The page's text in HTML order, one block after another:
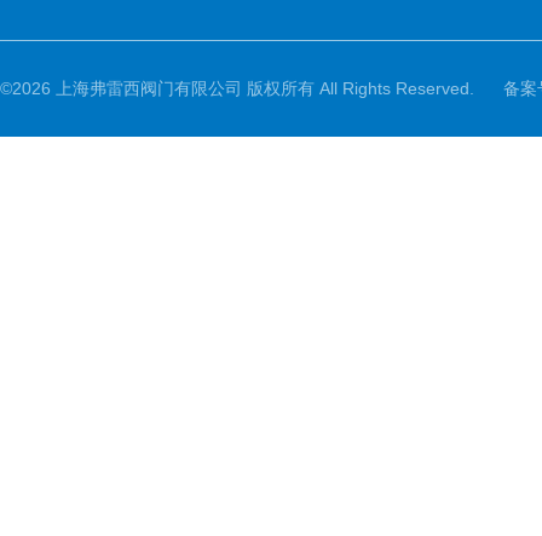
©2026 上海弗雷西阀门有限公司 版权所有 All Rights Reserved. 备案